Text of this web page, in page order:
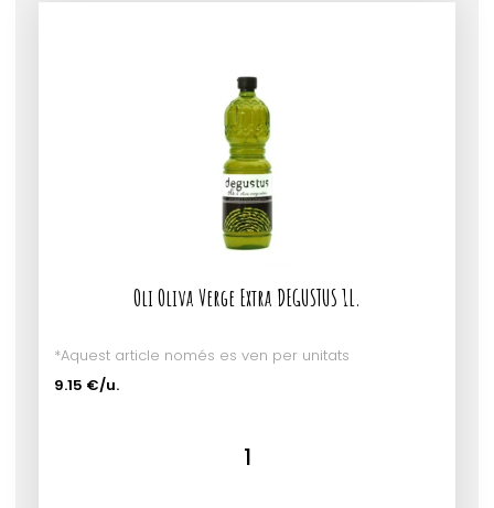
Oli Oliva Verge Extra DEGUSTUS 1L.
*Aquest article només es ven per unitats
9.15 €/u.